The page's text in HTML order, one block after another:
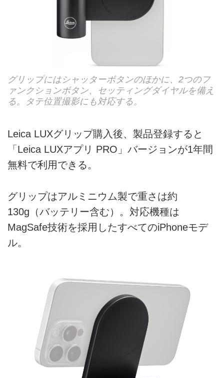
グリップにはシャッターボタンのほかに、2つのフ
ァンクションボタン、セッティングダイヤルを備え
る。タテ位置撮影にも対応する。
Leica LUXグリップ購入後、製品登録すると
「Leica LUXアプリ PRO」バージョンが1年間
無料で利用できる。
グリップはアルミニウム製で重さは約
130g（バッテリー含む）。対応機種は
MagSafe技術を採用したすべてのiPhoneモデ
ル。